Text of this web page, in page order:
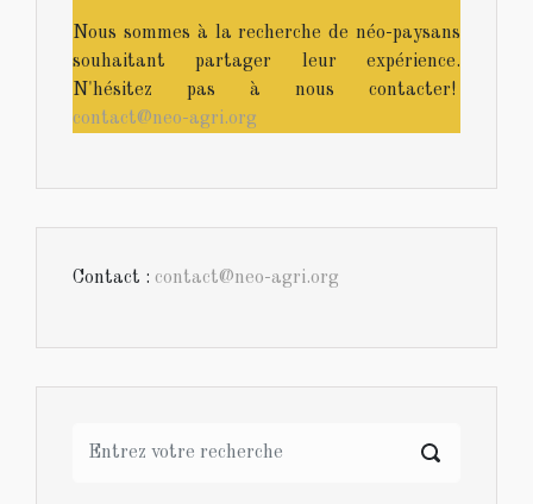
Nous sommes à la recherche de néo-paysans
souhaitant partager leur expérience.
N'hésitez pas à nous contacter!
contact@neo-agri.org
Contact : contact@neo-agri.org